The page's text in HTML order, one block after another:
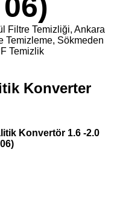
Filtre Temizliği, Ankara
Temizleme, Sökmeden
Temizlik
Konverter
Konvertör 1.6 -2.0